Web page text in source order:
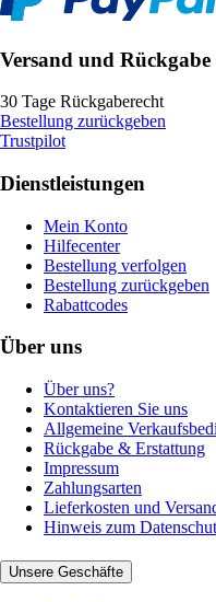
Versand und Rückgabe
30 Tage Rückgaberecht
Bestellung zurückgeben
Trustpilot
Dienstleistungen
Mein Konto
Hilfecenter
Bestellung verfolgen
Bestellung zurückgeben
Rabattcodes
Über uns
Über uns?
Kontaktieren Sie uns
Allgemeine
Rückgabe & Erstattung
Impressum
Zahlungsarten
Lieferkosten und
Hinweis zum
Unsere Geschäfte